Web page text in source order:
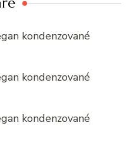
kondenzované
kondenzované
kondenzované